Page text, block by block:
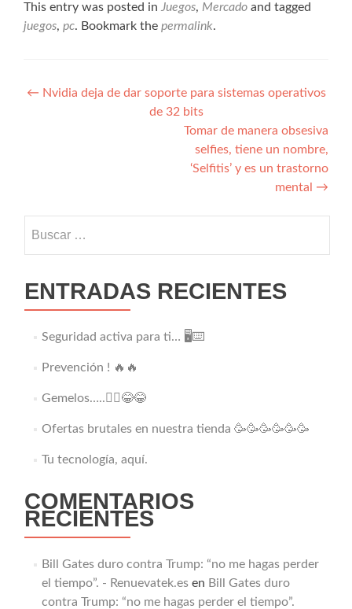
This entry was posted in Juegos, Mercado and tagged
juegos, pc. Bookmark the permalink.
Navegación
← Nvidia deja de dar soporte para sistemas operativos
de 32 bits
Tomar de manera obsesiva
selfies, tiene un nombre,
‘Selfitis’ y es un trastorno
mental →
ENTRADAS RECIENTES
Seguridad activa para ti… 🖥️⌨️
Prevención ! 🔥🔥
Gemelos…..👯‍♂️😂😂
Ofertas brutales en nuestra tienda 🥳🥳🥳🥳🥳🥳
Tu tecnología, aquí.
COMENTARIOS
RECIENTES
Bill Gates duro contra Trump: “no me hagas perder
el tiempo”. - Renuevatek.esen Bill Gates duro
contra Trump: “no me hagas perder el tiempo”.